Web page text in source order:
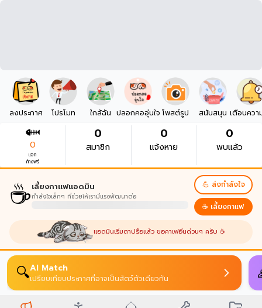
ลงประกาศ โปรโมท ใกล้ฉัน ปลอกคออุ่นใจ โพสต์รูป สนับสนุน เตือนควา
0
แจก
ก้างฟรี
0
สมาชิก
0
แจ้งหาย
0
พบแล้ว
☕เลี้ยงกาแฟแอดมิน
กำลังใจเล็กๆ ที่ช่วยให้เรามีแรงพัฒนาต่อ
💪 ส่งกำลังใจ
☕ เลี้ยงกาแฟ
แอดมินเริ่มตาปรือแล้ว ขอคาเฟอีนด่วนๆ ครับ ☕
🔍AI Match
เปรียบเทียบประกาศที่อาจเป็นสัตว์ตัวเดียวกัน